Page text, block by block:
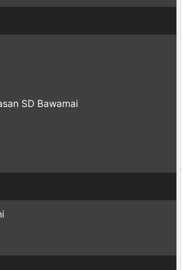
SD Bawamai